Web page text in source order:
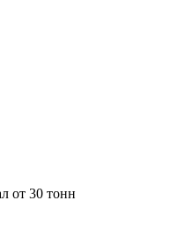
от 30 тонн